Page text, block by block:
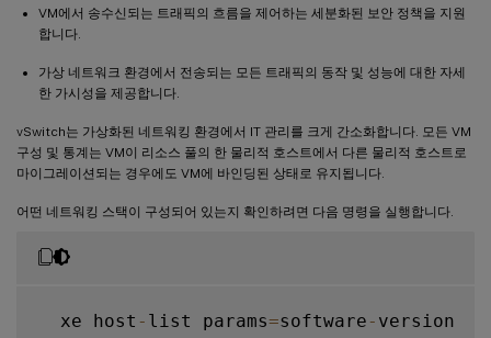
VM에서 송수신되는 트래픽의 흐름을 제어하는 세분화된 보안 정책을 지원
합니다.
가상 네트워크 환경에서 전송되는 모든 트래픽의 동작 및 성능에 대한 자세
한 가시성을 제공합니다.
vSwitch는 가상화된 네트워킹 환경에서 IT 관리를 크게 간소화합니다. 모든 VM
구성 및 통계는 VM이 리소스 풀의 한 물리적 호스트에서 다른 물리적 호스트로
마이그레이션되는 경우에도 VM에 바인딩된 상태로 유지됩니다.
어떤 네트워킹 스택이 구성되어 있는지 확인하려면 다음 명령을 실행합니다.
  xe host
- list params=software - version